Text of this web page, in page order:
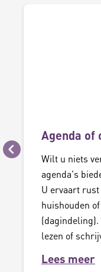
Vorige
Agenda of
Wilt u niets
agenda's
U ervaart rust
huishouden
lezen of
Lees meer